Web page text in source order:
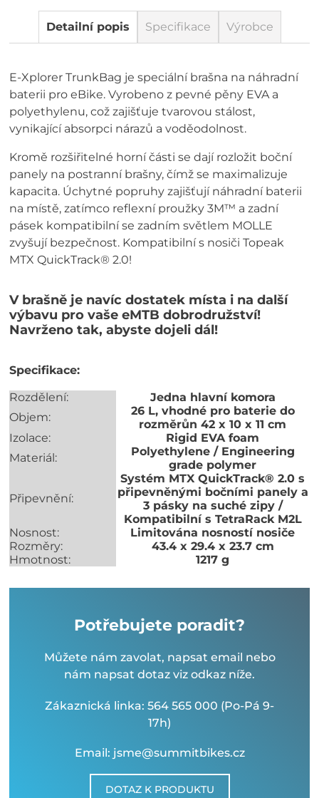
Detailní popis Specifikace Výrobce
E-Xplorer TrunkBag je speciální brašna na náhradní
baterii pro eBike. Vyrobeno z pevné pěny EVA a
polyethylenu, což zajišťuje tvarovou stálost,
vynikající absorpci nárazů a voděodolnost.
Kromě rozšiřitelné horní části se dají rozložit boční
panely na postranní brašny, čímž se maximalizuje
kapacita. Úchytné popruhy zajišťují náhradní baterii
na místě, zatímco reflexní proužky 3M™ a zadní
pásek kompatibilní se zadním světlem MOLLE
zvyšují bezpečnost. Kompatibilní s nosiči Topeak
MTX QuickTrack® 2.0!
V brašně je navíc dostatek místa i na další
výbavu pro vaše eMTB dobrodružství!
Navrženo tak, abyste dojeli dál!
Specifikace:
Rozdělení:
Jedna hlavní komora
Objem:
26 L, vhodné pro baterie do
rozměrůn 42 x 10 x 11 cm
Izolace:
Rigid EVA foam
Materiál:
Polyethylene / Engineering
grade polymer
Připevnění:
Systém MTX QuickTrack® 2.0 s
připevněnými bočními panely a
3 pásky na suché zipy /
Kompatibilní s TetraRack M2L
Nosnost:
Limitována nosností nosiče
Rozměry:
43.4 x 29.4 x 23.7 cm
Hmotnost:
1217 g
Potřebujete poradit?
Můžete nám zavolat, napsat email nebo
nám napsat dotaz viz odkaz níže.
Zákaznická linka: 564 565 000 (Po-Pá 9-
17h)
Email: jsme@summitbikes.cz
DOTAZ K PRODUKTU